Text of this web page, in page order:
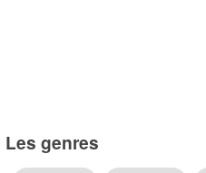
Les genres